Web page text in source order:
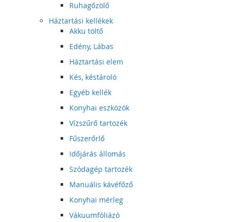
Ruhagőzölő
Háztartási kellékek
Akku töltő
Edény, Lábas
Háztartási elem
Kés, késtároló
Egyéb kellék
Konyhai eszközök
Vízszűrő tartozék
Fűszerőrlő
Időjárás állomás
Szódagép tartozék
Manuális kávéfőző
Konyhai mérleg
Vákuumfóliázó